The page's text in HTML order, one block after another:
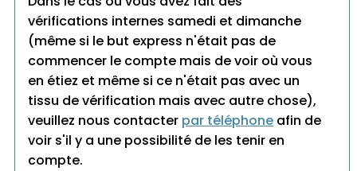
vérifications internes samedi et dimanche
(même si le but express n'était pas de
commencer le compte mais de voir où vous
en étiez et même si ce n'était pas avec un
tissu de vérification mais avec autre chose),
veuillez nous contacter par téléphone afin de
voir s'il y a une possibilité de les tenir en
compte.